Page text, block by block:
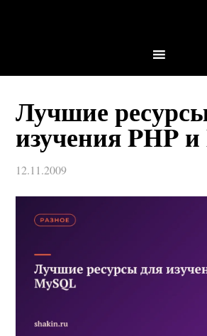
Лучшие
изучения PHP
12.11.2009